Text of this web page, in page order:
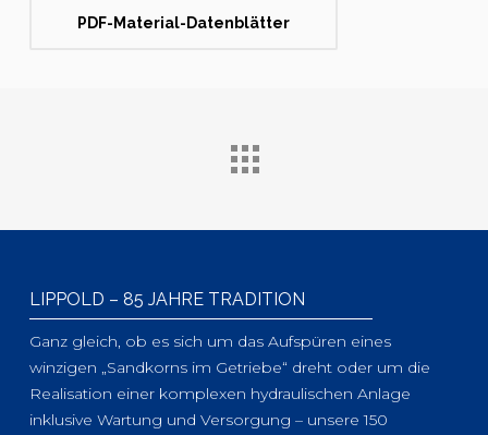
PDF-Material-Datenblätter
LIPPOLD – 85 JAHRE TRADITION
Ganz gleich, ob es sich um das Aufspüren eines
winzigen „Sandkorns im Getriebe“ dreht oder um die
Realisation einer komplexen hydraulischen Anlage
inklusive Wartung und Versorgung – unsere 150